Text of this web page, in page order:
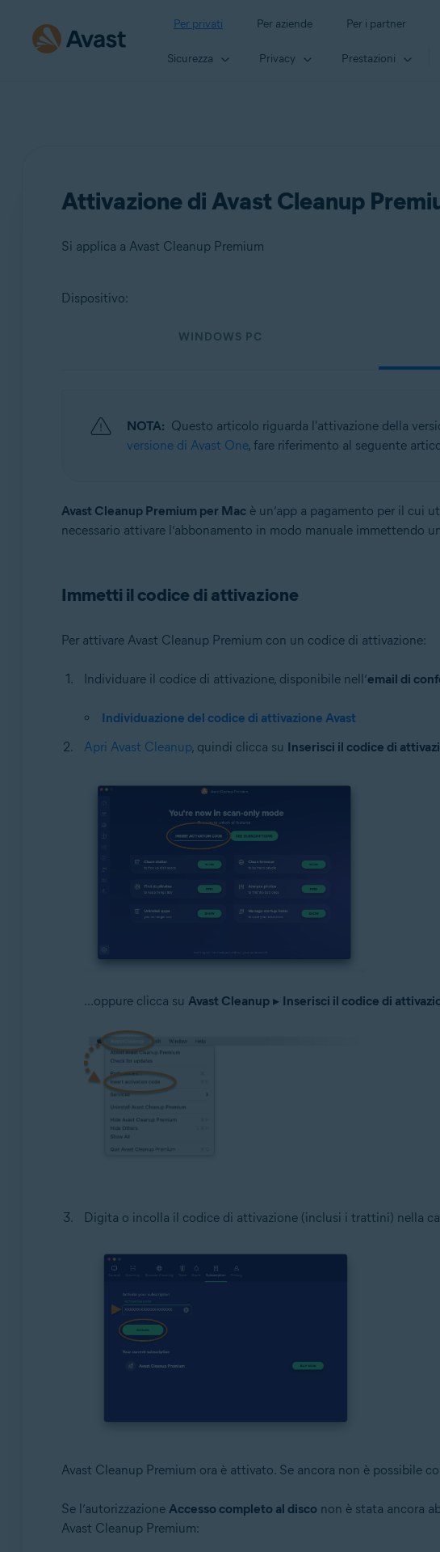
Per privati Per aziende Per i partner
Sicurezza Privacy Prestazioni
Attivazione di Avast Cleanup
Si applica a Avast Cleanup Premium
Avast Cleanup Premium
Dispositivo:
WINDOWS PC
NOTA: Questo articolo riguarda l'attivazione della
versione di Avast One, fare riferimento al seguente
Avast Cleanup Premium per Macè un’app a pagamento per il cui
necessario attivare l’abbonamento in modo manuale immettendo
Immetti il codice di attivazione
Per attivare Avast Cleanup Premium con un codice di attivazione:
Individuare il codice di attivazione, disponibile nell’email di
Individuazione del codice di attivazione Avast
Apri Avast Cleanup, quindi clicca su Inserisci il codice di
...oppure clicca su Avast Cleanup▸ Inserisci il codice di
Digita o incolla il codice di attivazione (inclusi i trattini) nella
Avast Cleanup Premium ora è attivato. Se ancora non è possibile
Se l’autorizzazione Accesso completo al disco non è stata ancora
Avast Cleanup Premium: